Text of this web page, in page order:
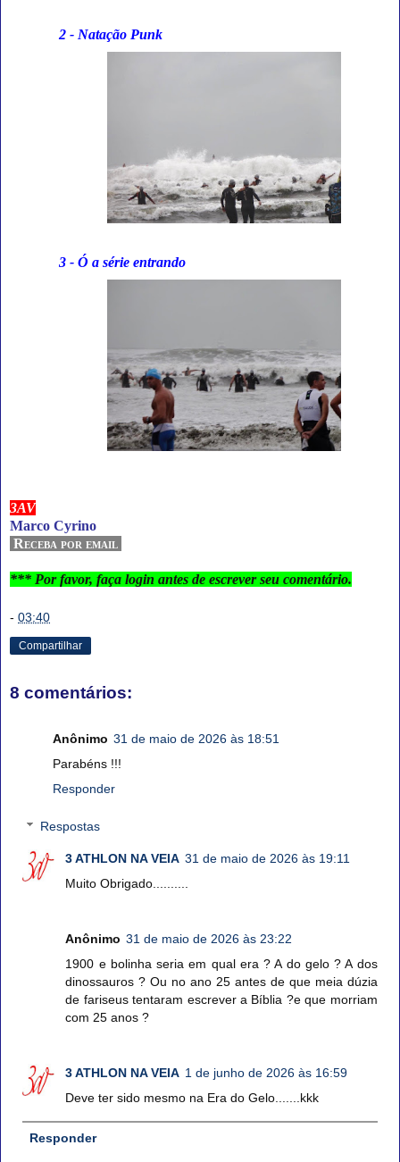
2 - Natação Punk
3 - Ó a série entrando
3AV
Marco Cyrino
Receba por email
*** Por favor, faça login antes de escrever seu comentário.
- 03:40
Compartilhar
8 comentários:
Anônimo 31 de maio de 2026 às 18:51
Parabéns !!!
Responder
Respostas
3 ATHLON NA VEIA 31 de maio de 2026 às 19:11
Muito Obrigado..........
Anônimo 31 de maio de 2026 às 23:22
1900 e bolinha seria em qual era ? A do gelo ? A dos
dinossauros ? Ou no ano 25 antes de que meia dúzia
de fariseus tentaram escrever a Bíblia ?e que morriam
com 25 anos ?
3 ATHLON NA VEIA 1 de junho de 2026 às 16:59
Deve ter sido mesmo na Era do Gelo.......kkk
Responder